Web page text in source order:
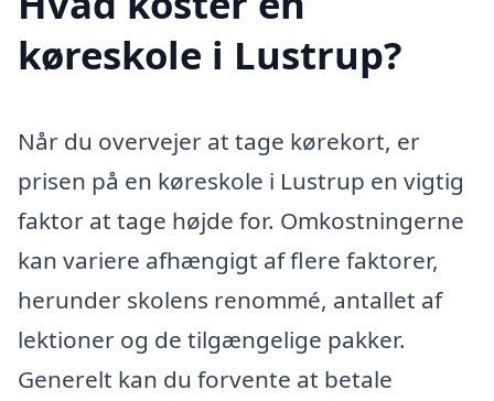
køreskole i Lustrup?
Når du overvejer at tage kørekort, er
prisen på en køreskole i Lustrup en vigtig
faktor at tage højde for. Omkostningerne
kan variere afhængigt af flere faktorer,
herunder skolens renommé, antallet af
lektioner og de tilgængelige pakker.
Generelt kan du forvente at betale